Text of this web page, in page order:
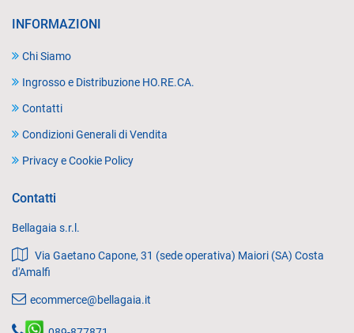
INFORMAZIONI
Chi Siamo
Ingrosso e Distribuzione HO.RE.CA.
Contatti
Condizioni Generali di Vendita
Privacy e Cookie Policy
Contatti
Bellagaia s.r.l.
Via Gaetano Capone, 31 (sede operativa) Maiori (SA) Costa
d'Amalfi
ecommerce@bellagaia.it